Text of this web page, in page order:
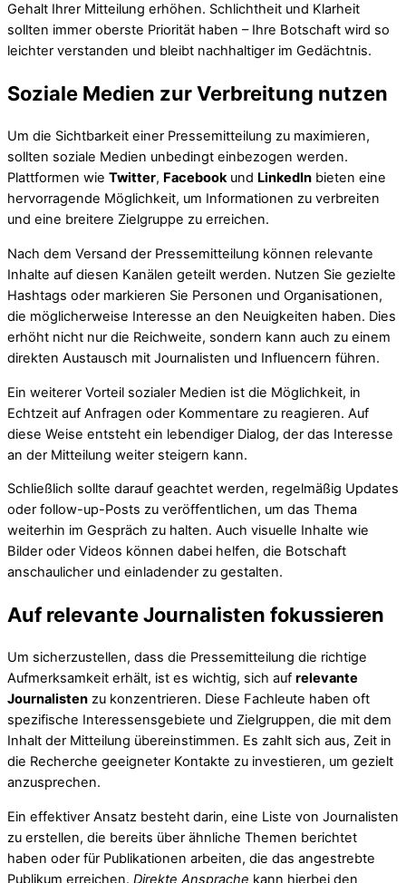
Gehalt Ihrer Mitteilung erhöhen. Schlichtheit und Klarheit
sollten immer oberste Priorität haben – Ihre Botschaft wird so
leichter verstanden und bleibt nachhaltiger im Gedächtnis.
Soziale Medien zur Verbreitung nutzen
Um die Sichtbarkeit einer Pressemitteilung zu maximieren,
sollten soziale Medien unbedingt einbezogen werden.
Plattformen wie Twitter, Facebookund LinkedIn bieten eine
hervorragende Möglichkeit, um Informationen zu verbreiten
und eine breitere Zielgruppe zu erreichen.
Nach dem Versand der Pressemitteilung können relevante
Inhalte auf diesen Kanälen geteilt werden. Nutzen Sie gezielte
Hashtags oder markieren Sie Personen und Organisationen,
die möglicherweise Interesse an den Neuigkeiten haben. Dies
erhöht nicht nur die Reichweite, sondern kann auch zu einem
direkten Austausch mit Journalisten und Influencern führen.
Ein weiterer Vorteil sozialer Medien ist die Möglichkeit, in
Echtzeit auf Anfragen oder Kommentare zu reagieren. Auf
diese Weise entsteht ein lebendiger Dialog, der das Interesse
an der Mitteilung weiter steigern kann.
Schließlich sollte darauf geachtet werden, regelmäßig Updates
oder follow-up-Posts zu veröffentlichen, um das Thema
weiterhin im Gespräch zu halten. Auch visuelle Inhalte wie
Bilder oder Videos können dabei helfen, die Botschaft
anschaulicher und einladender zu gestalten.
Auf relevante Journalisten fokussieren
Um sicherzustellen, dass die Pressemitteilung die richtige
Aufmerksamkeit erhält, ist es wichtig, sich auf relevante
Journalisten zu konzentrieren. Diese Fachleute haben oft
spezifische Interessensgebiete und Zielgruppen, die mit dem
Inhalt der Mitteilung übereinstimmen. Es zahlt sich aus, Zeit in
die Recherche geeigneter Kontakte zu investieren, um gezielt
anzusprechen.
Ein effektiver Ansatz besteht darin, eine Liste von Journalisten
zu erstellen, die bereits über ähnliche Themen berichtet
haben oder für Publikationen arbeiten, die das angestrebte
Publikum erreichen. Direkte Ansprache kann hierbei den